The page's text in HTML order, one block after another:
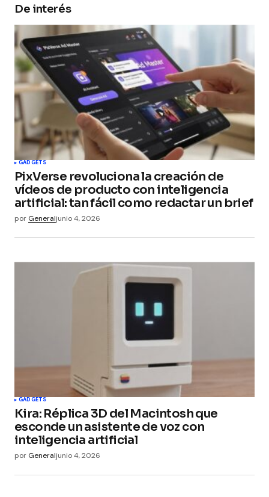
Your Name*
Your E-mail*
Guarda mi nombre, correo electrónico y web en
este navegador para la próxima vez que
comente.
Submit Comment
De interés
GADGETS
PixVerse revoluciona la creación de
vídeos de producto con inteligencia
artificial: tan fácil como redactar un brief
por Generaljunio 4, 2026
GADGETS
Kira: Réplica 3D del Macintosh que
esconde un asistente de voz con
inteligencia artificial
por Generaljunio 4, 2026